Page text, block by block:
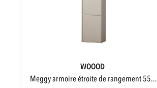
WOOOD
meggy armoire étroite de rangement 55...